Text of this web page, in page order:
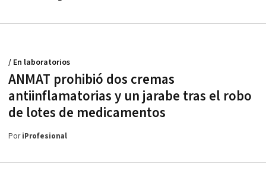
ANMAT prohibió dos cremas
antiinflamatorias y un jarabe tras el robo
de lotes de medicamentos
/ En laboratorios
PoriProfesional